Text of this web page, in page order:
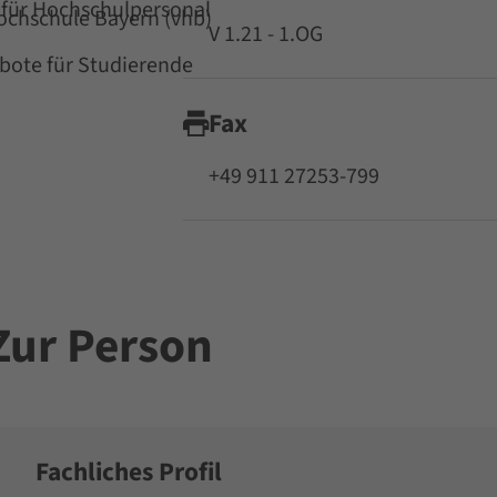
Hochschulpersonal
Bayern (vhb)
für Studierende
V 1.21 - 1.OG
Fax
+49 911 27253-799
Person
Fachliches Profil